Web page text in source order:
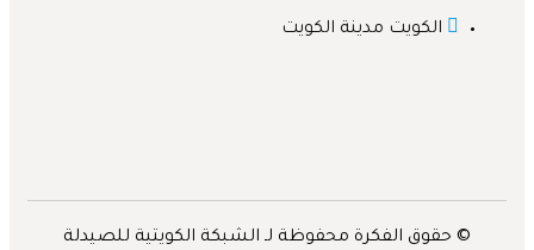
الكويت مدينة الكويت
© حقوق الفكرة محفوظة لـ الشبكة الكويتية للصيدلة